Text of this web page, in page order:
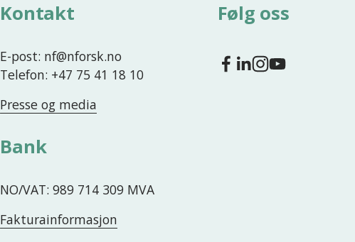
Kontakt
E-post: nf@nforsk.no
Telefon: +47 75 41 18 10
Presse og media
Bank
NO/VAT: 989 714 309 MVA
Fakturainformasjon
Følg oss